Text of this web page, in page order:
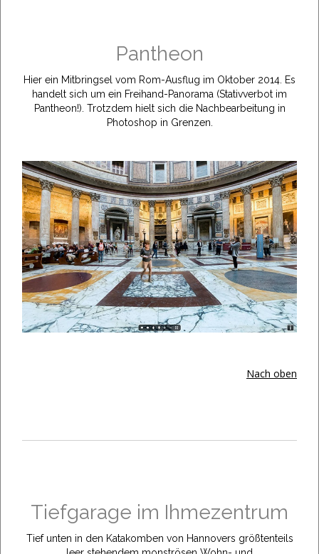
Pantheon
Hier ein Mitbringsel vom Rom-Ausflug im Oktober 2014. Es
handelt sich um ein Freihand-Panorama (Stativverbot im
Pantheon!). Trotzdem hielt sich die Nachbearbeitung in
Photoshop in Grenzen.
Nach oben
Tiefgarage im Ihmezentrum
Tief unten in den Katakomben von Hannovers größtenteils